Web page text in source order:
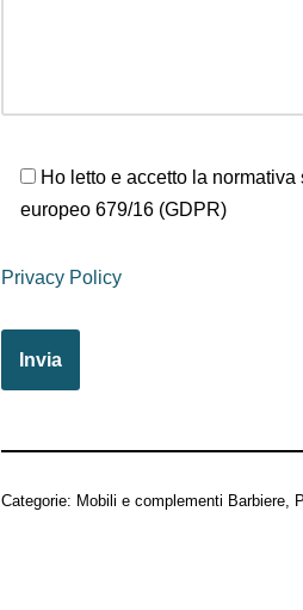
Ho letto e accetto la
europeo 679/16 (GDPR)
Privacy Policy
Categorie: Mobili e complementi Barbiere,